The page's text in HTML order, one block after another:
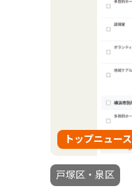
トップニュース
戸塚区・泉区